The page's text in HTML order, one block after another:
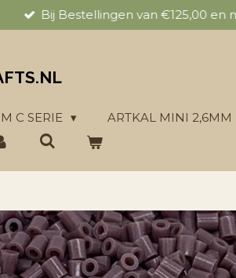
Bij Bestellingen van €125,00 en
C SERIE ARTKAL MINI 2,6MM